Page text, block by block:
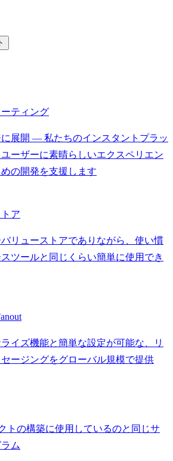
ティング
展開 — 私たちのインスタントプラッ
ユーザーに素晴らしいエクスペリエン
の開発を支援します
ア
リューストアでありながら、使い慣
ツールと同じくらい簡単に使用でき
イズ機能と簡単な設定が可能な、リ
ージングをグローバル規模で提供
トの構築に使用しているのと同じサ
ム